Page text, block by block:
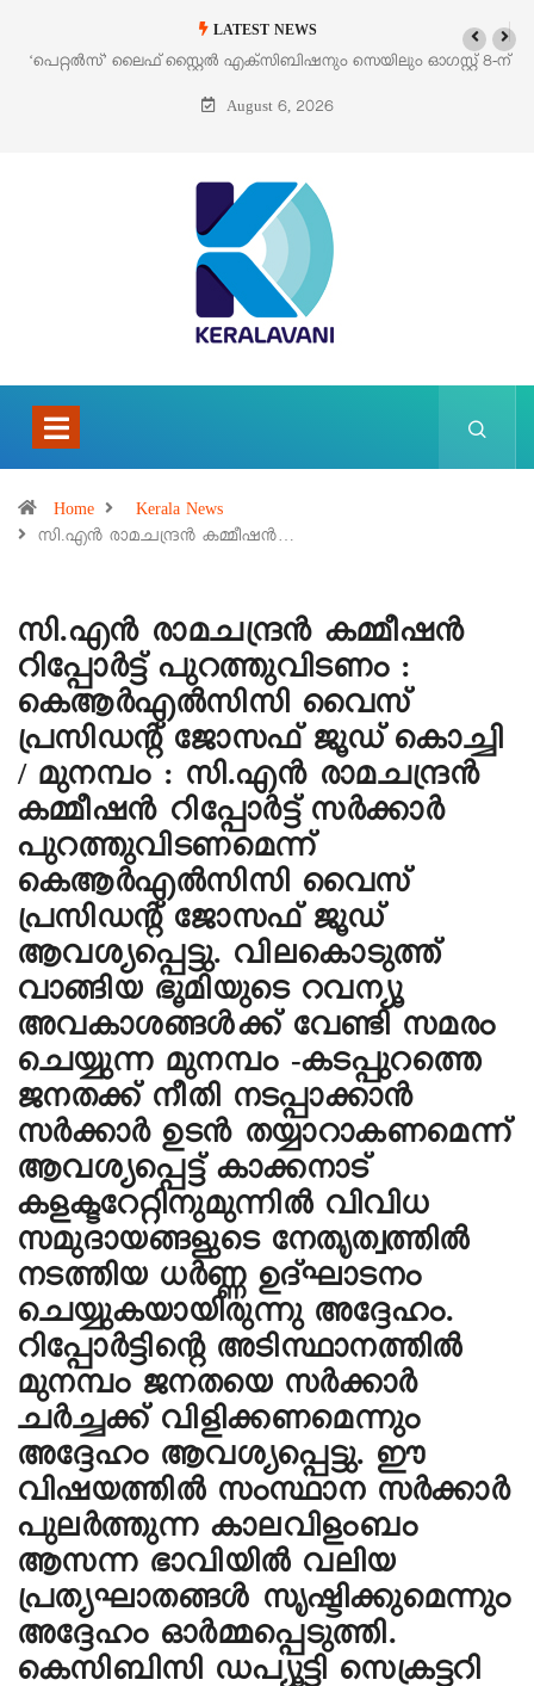
LATEST NEWS
‘പെറ്റൽസ്’ ലൈഫ് സ്റ്റൈൽ എക്സിബിഷനും സെയിലും ഓഗസ്റ്റ് 8-ന്
പെരുമാനൂരിൽ
August 6, 2026
Home
Kerala News
സി.എൻ രാമചന്ദ്രൻ കമ്മീഷൻ…
സി.എൻ രാമചന്ദ്രൻ കമ്മീഷൻ
റിപ്പോർട്ട് പുറത്തുവിടണം :
കെആർഎൽസിസി വൈസ്
പ്രസിഡൻ്റ് ജോസഫ് ജൂഡ് കൊച്ചി
/ മുനമ്പം : സി.എൻ രാമചന്ദ്രൻ
കമ്മീഷൻ റിപ്പോർട്ട് സർക്കാർ
പുറത്തുവിടണമെന്ന്
കെആർഎൽസിസി വൈസ്
പ്രസിഡൻ്റ് ജോസഫ് ജൂഡ്
ആവശ്യപ്പെട്ടു. വിലകൊടുത്ത്
വാങ്ങിയ ഭൂമിയുടെ റവന്യൂ
അവകാശങ്ങൾക്ക് വേണ്ടി സമരം
ചെയ്യുന്ന മുനമ്പം -കടപ്പുറത്തെ
ജനതക്ക് നീതി നടപ്പാക്കാൻ
സർക്കാർ ഉടൻ തയ്യാറാകണമെന്ന്
ആവശ്യപ്പെട്ട് കാക്കനാട്
കളക്ടറേറ്റിനുമുന്നിൽ വിവിധ
സമുദായങ്ങളുടെ നേതൃത്വത്തിൽ
നടത്തിയ ധർണ്ണ ഉദ്ഘാടനം
ചെയ്യുകയായിരുന്നു അദ്ദേഹം.
റിപ്പോർട്ടിൻ്റെ അടിസ്ഥാനത്തിൽ
മുനമ്പം ജനതയെ സർക്കാർ
ചർച്ചക്ക് വിളിക്കണമെന്നും
അദ്ദേഹം ആവശ്യപ്പെട്ടു. ഈ
വിഷയത്തിൽ സംസ്ഥാന സർക്കാർ
പുലർത്തുന്ന കാലവിളംബം
ആസന്ന ഭാവിയിൽ വലിയ
പ്രത്യഘാതങ്ങൾ സൃഷ്ടിക്കുമെന്നും
അദ്ദേഹം ഓർമ്മപ്പെടുത്തി.
കെസിബിസി ഡപ്യൂട്ടി സെക്രട്ടറി